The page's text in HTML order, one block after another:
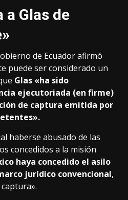
a Glas de
de Ecuador afirmó
puede ser considerado un
Glas «ha sido
ejecutoriada (en firme)
de captura emitida por
haberse abusado de las
concedidos a la misión
haya concedido el asilo
jurídico convencional,